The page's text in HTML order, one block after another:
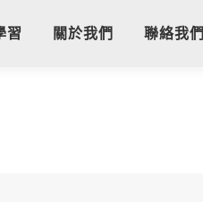
習 關於我們 聯絡我們